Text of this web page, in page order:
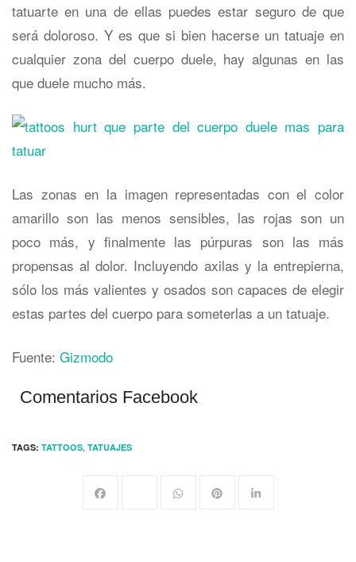
tatuarte en una de ellas puedes estar seguro de que
será doloroso. Y es que si bien hacerse un tatuaje en
cualquier zona del cuerpo duele, hay algunas en las
que duele mucho más.
Las zonas en la imagen representadas con el color
amarillo son las menos sensibles, las rojas son un
poco más, y finalmente las púrpuras son las más
propensas al dolor. Incluyendo axilas y la entrepierna,
sólo los más valientes y osados son capaces de elegir
estas partes del cuerpo para someterlas a un tatuaje.
Fuente: Gizmodo
Comentarios Facebook
TAGS: TATTOOS, TATUAJES